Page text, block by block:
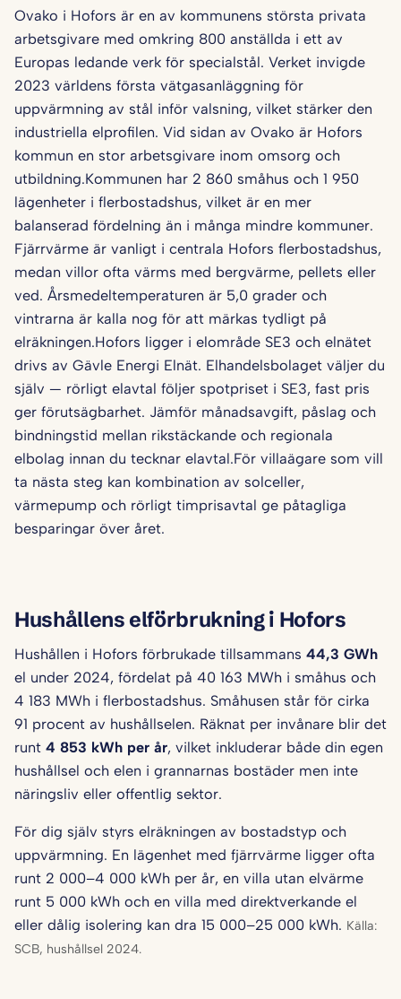
Ovako i Hofors är en av kommunens största privata
arbetsgivare med omkring 800 anställda i ett av
Europas ledande verk för specialstål. Verket invigde
2023 världens första vätgasanläggning för
uppvärmning av stål inför valsning, vilket stärker den
industriella elprofilen. Vid sidan av Ovako är Hofors
kommun en stor arbetsgivare inom omsorg och
utbildning.Kommunen har 2 860 småhus och 1 950
lägenheter i flerbostadshus, vilket är en mer
balanserad fördelning än i många mindre kommuner.
Fjärrvärme är vanligt i centrala Hofors flerbostadshus,
medan villor ofta värms med bergvärme, pellets eller
ved. Årsmedeltemperaturen är 5,0 grader och
vintrarna är kalla nog för att märkas tydligt på
elräkningen.Hofors ligger i elområde SE3 och elnätet
drivs av Gävle Energi Elnät. Elhandelsbolaget väljer du
själv — rörligt elavtal följer spotpriset i SE3, fast pris
ger förutsägbarhet. Jämför månadsavgift, påslag och
bindningstid mellan rikstäckande och regionala
elbolag innan du tecknar elavtal.För villaägare som vill
ta nästa steg kan kombination av solceller,
värmepump och rörligt timprisavtal ge påtagliga
besparingar över året.
Hushållens elförbrukning i Hofors
Hushållen i Hofors förbrukade tillsammans 44,3 GWh
el under 2024, fördelat på 40 163 MWh i småhus och
4 183 MWh i flerbostadshus. Småhusen står för cirka
91 procent av hushållselen. Räknat per invånare blir det
runt 4 853 kWh per år, vilket inkluderar både din egen
hushållsel och elen i grannarnas bostäder men inte
näringsliv eller offentlig sektor.
För dig själv styrs elräkningen av bostadstyp och
uppvärmning. En lägenhet med fjärrvärme ligger ofta
runt 2 000–4 000 kWh per år, en villa utan elvärme
runt 5 000 kWh och en villa med direktverkande el
eller dålig isolering kan dra 15 000–25 000 kWh. Källa:
SCB, hushållsel 2024.